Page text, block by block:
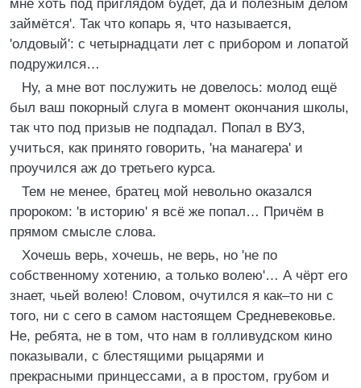
мне хоть под приглядом будет, да и полезным делом
займётся'. Так что копарь я, что называется,
'олдовый': с четырнадцати лет с прибором и лопатой
подружился…
Ну, а мне вот послужить не довелось: молод ещё
был ваш покорный слуга в момент окончания школы,
так что под призыв не подпадал. Попал в ВУЗ,
учиться, как принято говорить, 'на манагера' и
проучился аж до третьего курса.
Тем не менее, братец мой невольно оказался
пророком: 'в историю' я всё же попал… Причём в
прямом смысле слова.
Хочешь верь, хочешь, не верь, но 'не по
собственному хотению, а только волею'… А чёрт его
знает, чьей волею! Словом, очутился я как–то ни с
того, ни с сего в самом настоящем Средневековье.
Не, ребята, не в том, что нам в голливудском кино
показывали, с блестящими рыцарями и
прекрасными принцессами, а в простом, грубом и